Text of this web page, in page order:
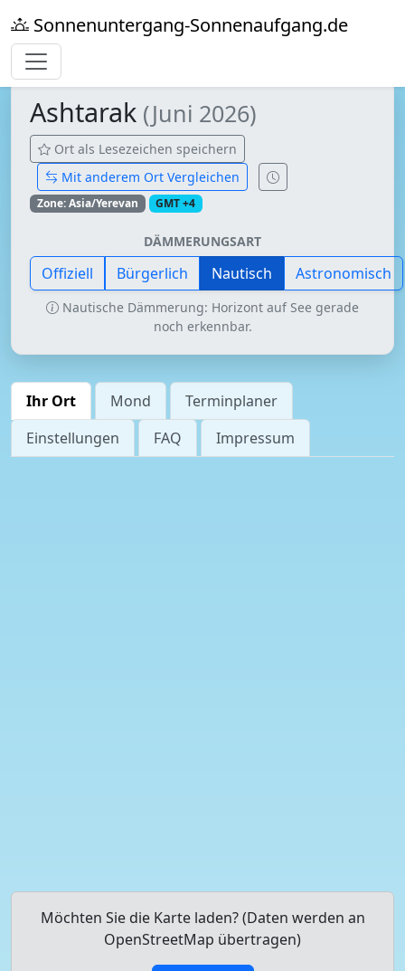
Sonnenuntergang-Sonnenaufgang.de
Ashtarak (Juni 2026)
Ort als Lesezeichen speichern
Mit anderem Ort Vergleichen
Zone: Asia/Yerevan GMT +4
DÄMMERUNGSART
Offiziell Bürgerlich Nautisch Astronomisch
Nautische Dämmerung: Horizont auf See gerade
noch erkennbar.
Ihr Ort Mond
Terminplaner
Einstellungen
FAQ Impressum
Möchten Sie die Karte laden? (Daten werden an
OpenStreetMap übertragen)